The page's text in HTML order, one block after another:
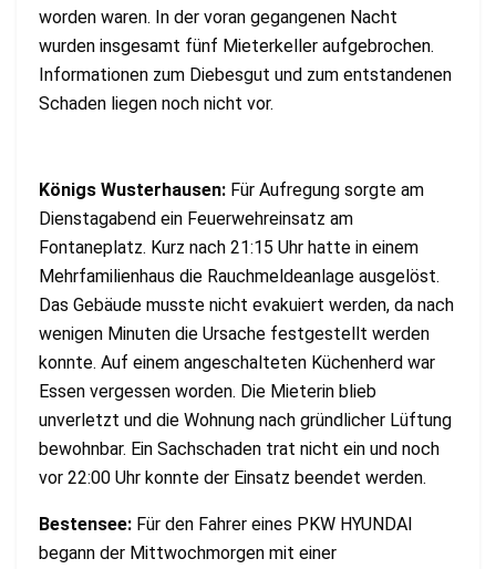
worden waren. In der voran gegangenen Nacht
wurden insgesamt fünf Mieterkeller aufgebrochen.
Informationen zum Diebesgut und zum entstandenen
Schaden liegen noch nicht vor.
Königs Wusterhausen: Für Aufregung sorgte am
Dienstagabend ein Feuerwehreinsatz am
Fontaneplatz. Kurz nach 21:15 Uhr hatte in einem
Mehrfamilienhaus die Rauchmeldeanlage ausgelöst.
Das Gebäude musste nicht evakuiert werden, da nach
wenigen Minuten die Ursache festgestellt werden
konnte. Auf einem angeschalteten Küchenherd war
Essen vergessen worden. Die Mieterin blieb
unverletzt und die Wohnung nach gründlicher Lüftung
bewohnbar. Ein Sachschaden trat nicht ein und noch
vor 22:00 Uhr konnte der Einsatz beendet werden.
Bestensee: Für den Fahrer eines PKW HYUNDAI
begann der Mittwochmorgen mit einer